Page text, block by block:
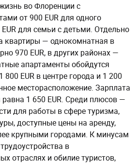
во Флоренции с
от 900 EUR для одного
для семьи с детьми. Отдельно
квартиры — однокомнатная в
970 EUR, в других районах —
апартаменты обойдутся
EUR в центре города и 1 200
месторасположение. Зарплата
1 650 EUR. Среди плюсов —
для работы в сфере туризма,
доступные цены на аренду,
крупными городами. К минусам
в
отраслях и обилие туристов,